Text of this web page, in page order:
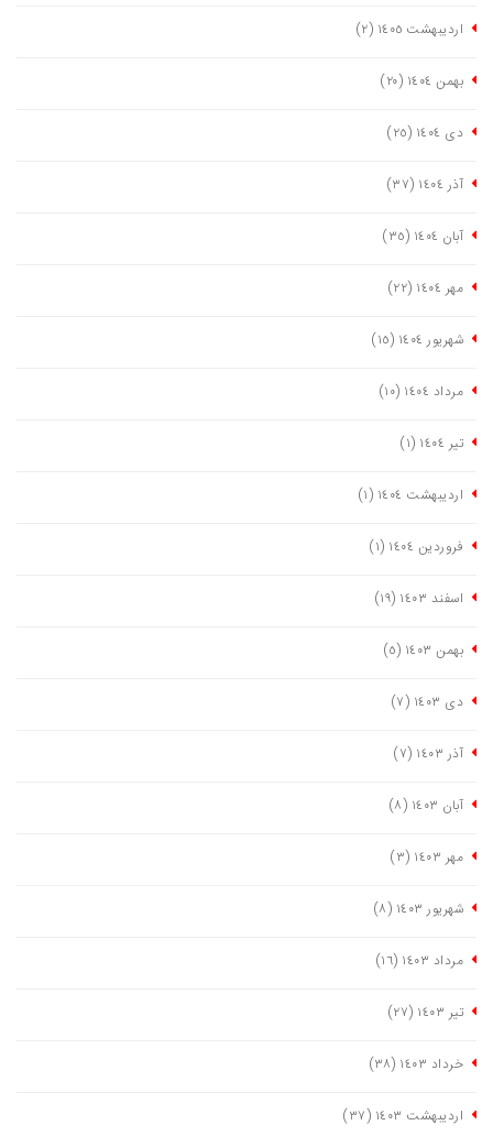
اردیبهشت ١٤٠٥ (٢)
بهمن ١٤٠٤ (٢٠)
دی ١٤٠٤ (٢٥)
آذر ١٤٠٤ (٣٧)
آبان ١٤٠٤ (٣٥)
مهر ١٤٠٤ (٢٢)
شهریور ١٤٠٤ (١٥)
مرداد ١٤٠٤ (١٠)
تیر ١٤٠٤ (١)
اردیبهشت ١٤٠٤ (١)
فروردین ١٤٠٤ (١)
اسفند ١٤٠٣ (١٩)
بهمن ١٤٠٣ (٥)
دی ١٤٠٣ (٧)
آذر ١٤٠٣ (٧)
آبان ١٤٠٣ (٨)
مهر ١٤٠٣ (٣)
شهریور ١٤٠٣ (٨)
مرداد ١٤٠٣ (١٦)
تیر ١٤٠٣ (٢٧)
خرداد ١٤٠٣ (٣٨)
اردیبهشت ١٤٠٣ (٣٧)